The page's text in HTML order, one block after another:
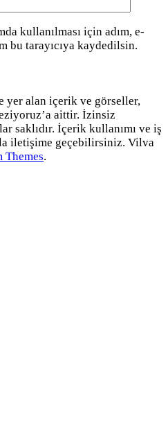
kullanılması için adım, e-
bu tarayıcıya kaydedilsin.
yer alan içerik ve görseller,
aittir. İzinsiz
saklıdır. İçerik kullanımı ve iş
iletişime geçebilirsiniz. Vilva
Themes.